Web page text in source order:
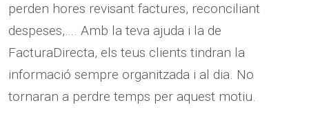
perden hores revisant factures, reconciliant
despeses,…. Amb la teva ajuda i la de
FacturaDirecta, els teus clients tindran la
informació sempre organitzada i al dia. No
tornaran a perdre temps per aquest motiu.